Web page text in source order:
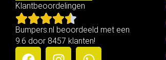
Klantbeoordelingen
Bumpers.nl beoordeeld met een
9.6 door 8457 klanten!